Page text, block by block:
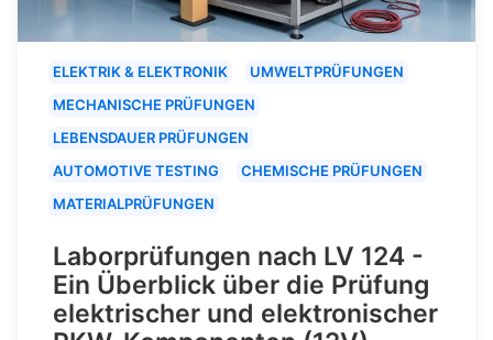
ELEKTRIK & ELEKTRONIK
UMWELTPRÜFUNGEN
MECHANISCHE PRÜFUNGEN
LEBENSDAUER PRÜFUNGEN
AUTOMOTIVE TESTING
CHEMISCHE PRÜFUNGEN
MATERIALPRÜFUNGEN
Laborprüfungen nach LV 124 -
Ein Überblick über die Prüfung
elektrischer und elektronischer